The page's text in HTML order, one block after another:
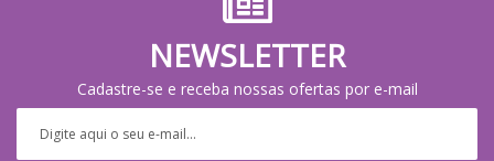
NEWSLETTER
Cadastre-se e receba nossas ofertas por e-mail